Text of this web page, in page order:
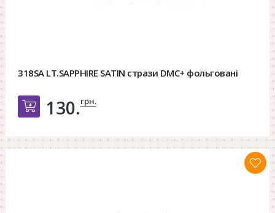
318SA LT.SAPPHIRE SATIN стрази DMC+ фольговані
Добавить в корзину
130.грн.